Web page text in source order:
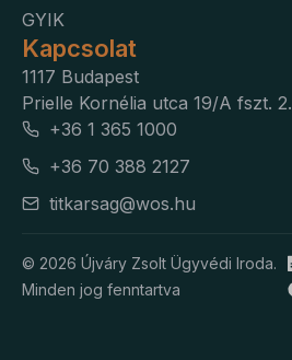
GYIK
Kapcsolat
1117 Budapest
Prielle Kornélia utca 19/A fszt. 2.
+36 1 365 1000
+36 70 388 2127
titkarsag@wos.hu
© 2026 Újváry Zsolt Ügyvédi Iroda.
Minden jog fenntartva